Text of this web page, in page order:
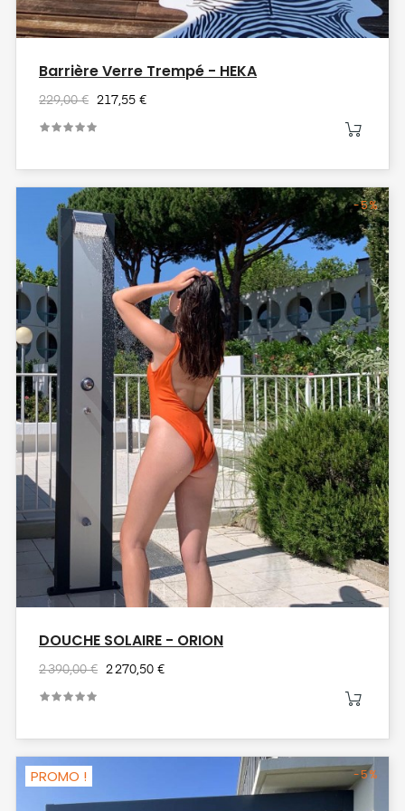
Barrière Verre Trempé - HEKA
229,00 € 217,55 €
DOUCHE SOLAIRE - ORION
2 390,00 €
-5%
2 270,50 €
PROMO ! -5%